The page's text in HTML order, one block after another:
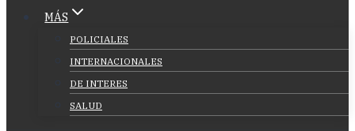
MÁS
POLICIALES
INTERNACIONALES
DE INTERES
SALUD